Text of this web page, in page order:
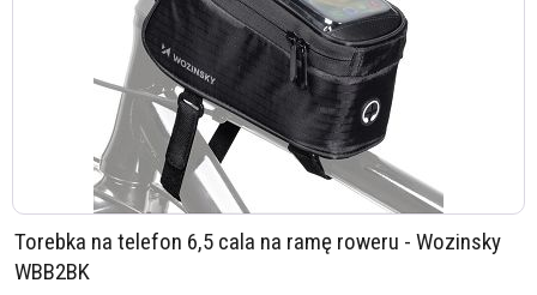
Torebka na telefon 6,5 cala na ramę roweru - Wozinsky
WBB2BK